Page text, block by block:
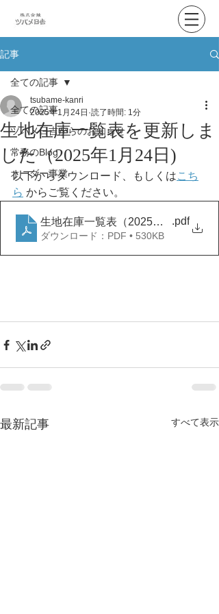
記事
全ての記事
ツバメ日吉からのお知らせ
常務のBlog
オーダー事業
全ての記事
生地在庫一覧表を更新しま
した（2025年1月24日)
tsubame-kanri
2025年1月24日 読了時間: 1分
以下からダウンロード、もしくはこち
ら からご覧ください。
生地在庫一覧表（2025年1月24日）
.pdf
ダウンロード：PDF • 530KB
最新記事 すべて表示